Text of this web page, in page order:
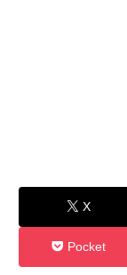
X
Pocket